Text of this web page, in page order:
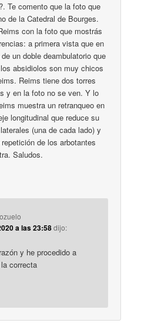
Te comento que la foto que
de la Catedral de Bourges.
con la foto que mostrás
a primera vista que en
un doble deambulatorio que
absidiolos son muy chicos
Reims tiene dos torres
y en la foto no se ven. Y lo
muestra un retranqueo en
longitudinal que reduce su
(una de cada lado) y
de los arbotantes
Saludos.
a las 23:58dijo:
y he procedido a
correcta